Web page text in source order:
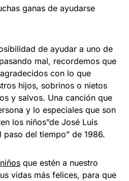
ganas de ayudarse
de ayudar a uno de
mal, recordemos que
con lo que
hijos, sobrinos o nietos
y salvos. Una canción que
y lo especiales que son
los niños”de José Luis
del tiempo” de 1986.
niños que estén a nuestro
vidas más felices, para que